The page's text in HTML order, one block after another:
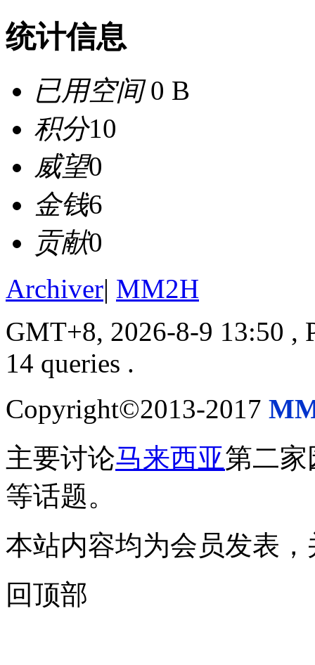
统计信息
已用空间0 B
积分10
威望0
金钱6
贡献0
Archiver| MM2H
GMT+8, 2026-8-9 13:50 ,
14 queries .
Copyright©2013-2017
主要讨论马来西亚第二
等话题。
本站内容均为会员发表
回顶部